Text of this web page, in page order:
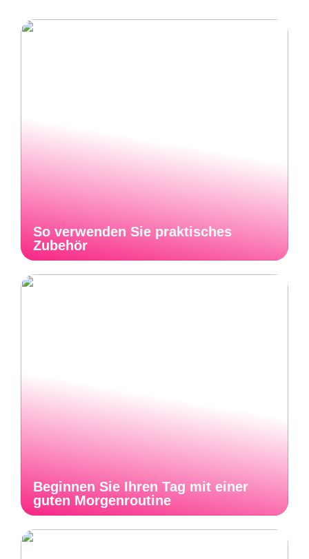
So verwenden Sie praktisches
Zubehör
Beginnen Sie Ihren Tag mit einer
guten Morgenroutine